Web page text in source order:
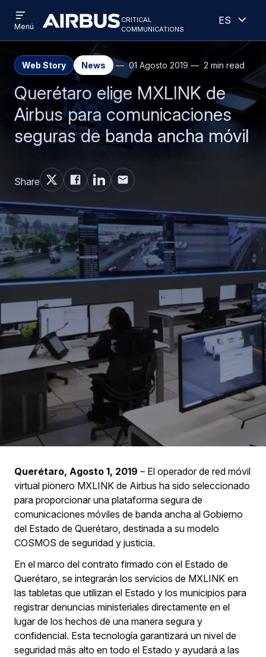
Pasar
al
contenido
Skip
to
search
Criticalcommunications
critical
communications
menu
Menú
Español
Web Story News 01 Agosto 2019 2 min read
Querétaro elige MXLINK de
Airbus para comunicaciones
seguras de banda ancha móvil
Share
Querétaro, Agosto 1, 2019 – El operador de red móvil
virtual pionero MXLINK de Airbus ha sido seleccionado
para proporcionar una plataforma segura de
comunicaciones móviles de banda ancha al Gobierno
del Estado de Querétaro, destinada a su modelo
COSMOS de seguridad y justicia.
En el marco del contrato firmado con el Estado de
Querétaro, se integrarán los servicios de MXLINK en
las tabletas que utilizan el Estado y los municipios para
registrar denuncias ministeriales directamente en el
lugar de los hechos de una manera segura y
confidencial. Esta tecnología garantizará un nivel de
seguridad más alto en todo el Estado y ayudará a las